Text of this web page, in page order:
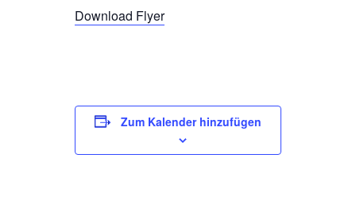
Download Flyer
Zum Kalender hinzufügen